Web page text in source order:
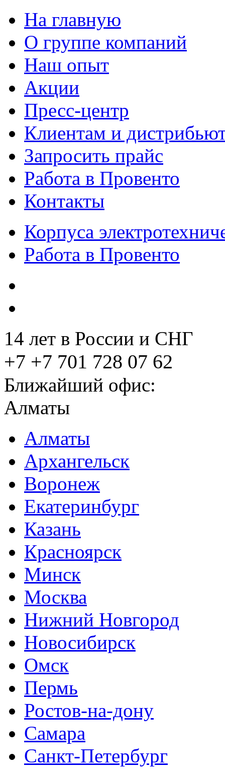
На главную
О группе компаний
Наш опыт
Акции
Пресс-центр
Клиентам и
Запросить прайс
Работа в Провенто
Контакты
Корпуса
Работа в Провенто
14 лет в России и СНГ
+7 +7 701 728 07 62
Ближайший офис:
Алматы
Алматы
Архангельск
Воронеж
Екатеринбург
Казань
Красноярск
Минск
Москва
Нижний Новгород
Новосибирск
Омск
Пермь
Ростов-на-дону
Самара
Санкт-Петербург